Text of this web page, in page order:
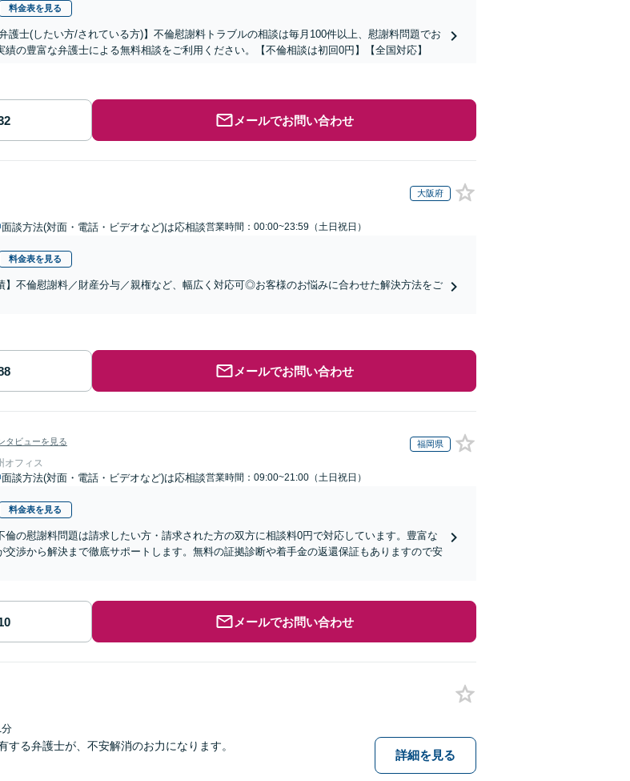
料金表を見る
護士(したい方/されている方)】不倫慰謝料トラブルの相談は毎月100件以上、慰謝料問題でお
績の豊富な弁護士による無料相談をご利用ください。【不倫相談は初回0円】【全国対応】
メールでお問い合わせ
大阪府
面談方法(対面・電話・ビデオなど)は応相談営業時間：00:00~23:59（土日祝日）
料金表を見る
】不倫慰謝料／財産分与／親権など、幅広く対応可◎お客様のお悩みに合わせた解決方法をご
メールでお問い合わせ
タビューを見る 福岡県
オフィス
面談方法(対面・電話・ビデオなど)は応相談営業時間：09:00~21:00（土日祝日）
料金表を見る
倫の慰謝料問題は請求したい方・請求された方の双方に相談料0円で対応しています。豊富な
交渉から解決まで徹底サポートします。無料の証拠診断や着手金の返還保証もありますので安
メールでお問い合わせ
る弁護士が、不安解消のお力になります。
詳細を見る